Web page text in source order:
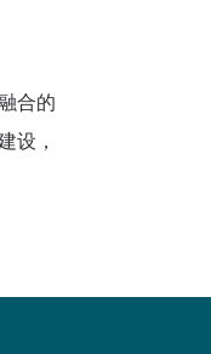
合的
设，